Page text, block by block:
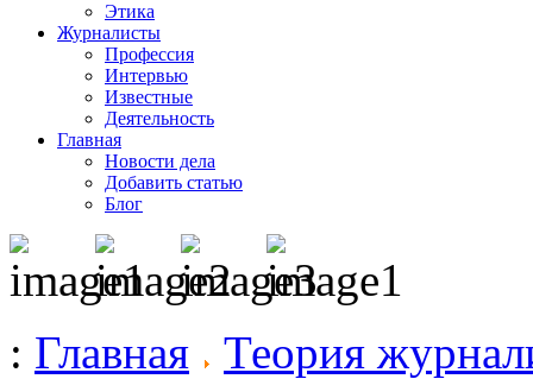
Этика
Журналисты
Профессия
Интервью
Известные
Деятельность
Главная
Новости дела
Добавить статью
Блог
: Главная Теория